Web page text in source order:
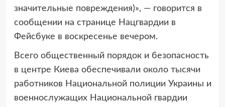
значительные повреждения)», — говорится в
сообщении на странице Нацгвардии в
Фейсбуке в воскресенье вечером.
Всего общественный порядок и безопасность
в центре Киева обеспечивали около тысячи
работников Национальной полиции Украины и
военнослужащих Национальной гвардии